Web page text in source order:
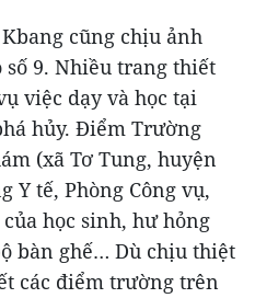
cũng chịu ảnh
9. Nhiều trang thiết
việc dạy và học tại
hủy. Điểm Trường
(xã Tơ Tung, huyện
Y tế, Phòng Công vụ,
học sinh, hư hỏng
bàn ghế… Dù chịu thiệt
các điểm trường trên